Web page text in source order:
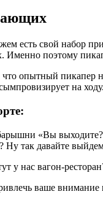
есть свой набор
Именно поэтому
опытный пикапер
на
«Вы
Ну так давайте
у нас вагон-
ваше внимание